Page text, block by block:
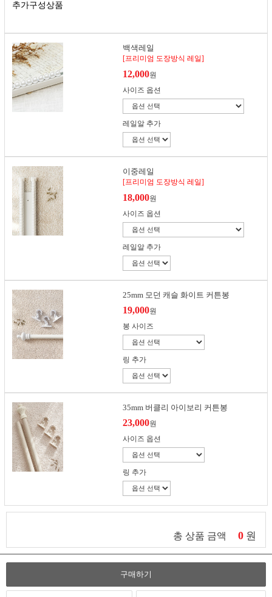
추가구성상품
백색레일
[프리미엄 도장방식 레일]
12,000원
사이즈 옵션
레일알 추가
이중레일
[프리미엄 도장방식 레일]
18,000원
사이즈 옵션
레일알 추가
25mm 모던 캐슬 화이트 커튼봉
19,000원
봉 사이즈
링 추가
35mm 버클리 아이보리 커튼봉
23,000원
사이즈 옵션
링 추가
총 상품 금액 0 원
구매하기